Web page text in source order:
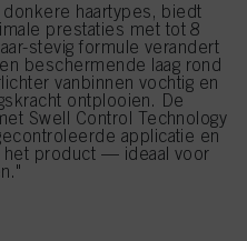
haartypes, biedt
prestaties met tot 8
stevig formule verandert
beschermende laag rond
vanbinnen vochtig en
ontplooien. De
Swell Control Technology
applicatie en
het product — ideaal voor